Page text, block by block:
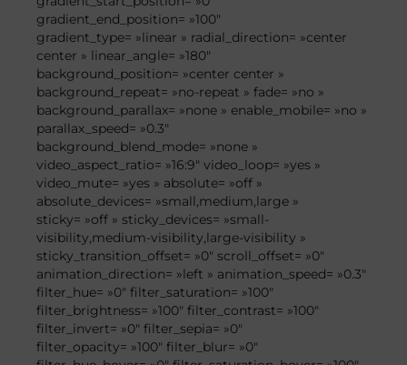
gradient_end_position= »100″
gradient_type= »linear » radial_direction= »center
center » linear_angle= »180″
background_position= »center center »
background_repeat= »no-repeat » fade= »no »
background_parallax= »none » enable_mobile= »no »
parallax_speed= »0.3″
background_blend_mode= »none »
video_aspect_ratio= »16:9″ video_loop= »yes »
video_mute= »yes » absolute= »off »
absolute_devices= »small,medium,large »
sticky= »off » sticky_devices= »small-
visibility,medium-visibility,large-visibility »
sticky_transition_offset= »0″ scroll_offset= »0″
animation_direction= »left » animation_speed= »0.3″
filter_hue= »0″ filter_saturation= »100″
filter_brightness= »100″ filter_contrast= »100″
filter_invert= »0″ filter_sepia= »0″
filter_opacity= »100″ filter_blur= »0″